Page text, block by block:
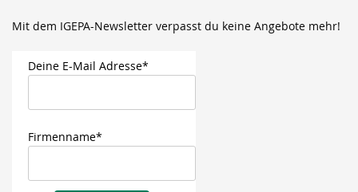
Mit dem IGEPA-Newsletter verpasst du keine Angebote mehr!
Deine E-Mail Adresse*
Firmenname*